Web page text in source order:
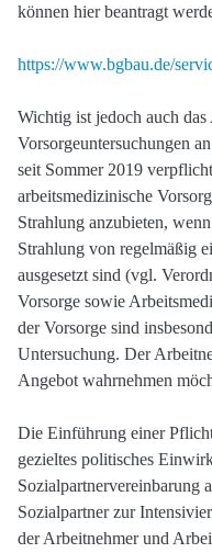
können hier beantragt
https://www.bgbau.de/
Wichtig ist jedoch auch
Vorsorgeuntersuchungen
seit Sommer 2019
arbeitsmedizinische
Strahlung anzubieten,
Strahlung von regelmäßig
ausgesetzt sind (vgl.
Vorsorge sowie
der Vorsorge sind
Untersuchung. Der
Angebot wahrnehmen
Die Einführung einer
gezieltes politisches
Sozialpartnervereinbarung
Sozialpartner zur
der Arbeitnehmer und